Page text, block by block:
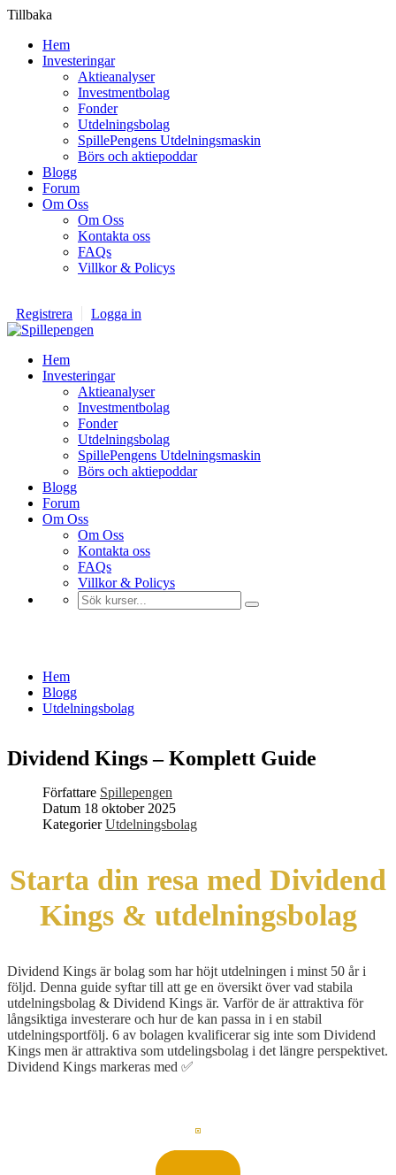
Tillbaka
Hem
Investeringar
Aktieanalyser
Investmentbolag
Fonder
Utdelningsbolag
SpillePengens Utdelningsmaskin
Börs och aktiepoddar
Blogg
Forum
Om Oss
Om Oss
Kontakta oss
FAQs
Villkor & Policys
Registrera Logga in
Hem
Investeringar
Aktieanalyser
Investmentbolag
Fonder
Utdelningsbolag
SpillePengens Utdelningsmaskin
Börs och aktiepoddar
Blogg
Forum
Om Oss
Om Oss
Kontakta oss
FAQs
Villkor & Policys
Hem
Blogg
Utdelningsbolag
Dividend Kings – Komplett Guide
Författare Spillepengen
Datum 18 oktober 2025
Kategorier Utdelningsbolag
Starta din resa med Dividend
Kings & utdelningsbolag
Dividend Kings är bolag som har höjt utdelningen i minst 50 år i
följd. Denna guide syftar till att ge en översikt över vad stabila
utdelningsbolag & Dividend Kings är. Varför de är attraktiva för
långsiktiga investerare och hur de kan passa in i en stabil
utdelningsportfölj. 6 av bolagen kvalificerar sig inte som Dividend
Kings men är attraktiva som utdelingsbolag i det längre perspektivet.
Dividend Kings markeras med ✅